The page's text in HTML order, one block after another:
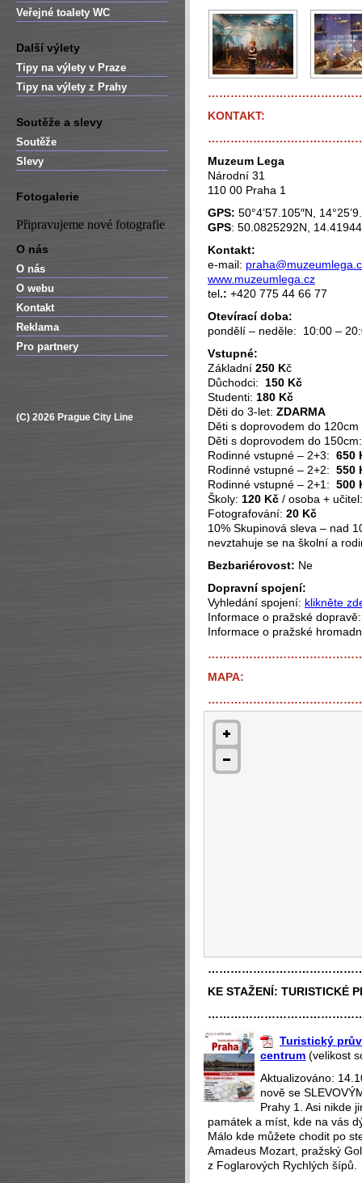
Veřejné toalety WC
Další výlety
Tipy na výlety v Praze
Tipy na výlety z Prahy
Soutěže a slevy
Soutěže
Slevy
Fotogalerie
Připravujeme nové fotografie
O nás
O nás
O webu
Kontakt
Reklama
Pro partnery
(C) 2026 Prague City Line
KONTAKT:
Muzeum Lega
Národní 31
110 00 Praha 1
GPS: 50°4’57.105″N,
GPS: 50.0825292N,
Kontakt:
e-mail:
www.muzeumlega.cz
tel.: +420 775 44 66 77
Otevírací doba:
pondělí – neděle: 10:00 –
Vstupné:
Základní 250 Kč
Důchodci: 150 Kč
Studenti: 180 Kč
Děti do 3-let: ZDARMA
Děti s doprovodem do
Děti s doprovodem do
Rodinné vstupné – 2+3: 650
Rodinné vstupné – 2+2: 550
Rodinné vstupné – 2+1: 500
Školy: 120 Kč / osoba +
Fotografování: 20 Kč
10% Skupinová sleva – nad
nevztahuje se na školní a
Bezbariérovost: Ne
Dopravní spojení:
Vyhledání spojení: klikněte
Informace o pražské
Informace o pražské
MAPA:
KE STAŽENÍ: TURISTICKÉ
Turistický
centrum (velikost
Aktualizováno:
nově se
Prahy 1. Asi nikde
památek a míst, kde na vás
Málo kde můžete chodit po
Amadeus Mozart, pražský
z Foglarových Rychlých šípů.